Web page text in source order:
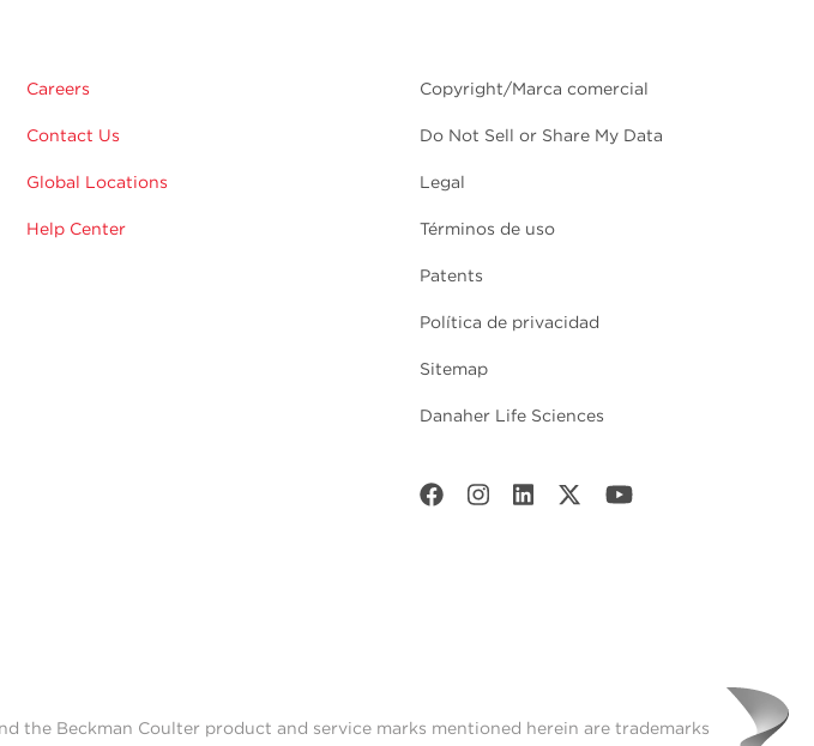
Careers
Contact Us
Global Locations
Help Center
Copyright/Marca comercial
Do Not Sell or Share My Data
Legal
Términos de uso
Patents
Política de privacidad
Sitemap
Danaher Life Sciences
the Beckman Coulter product and service marks mentioned herein are trademarks